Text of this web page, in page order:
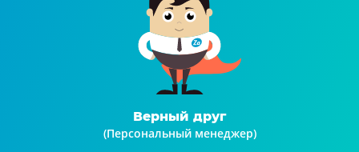
Верный друг
(Персональный менеджер)